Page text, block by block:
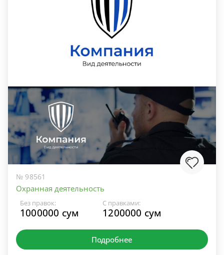
№ 98561
Охранная деятельность
Без правок:
1000000 сум
С правками:
1200000 сум
Подробнее